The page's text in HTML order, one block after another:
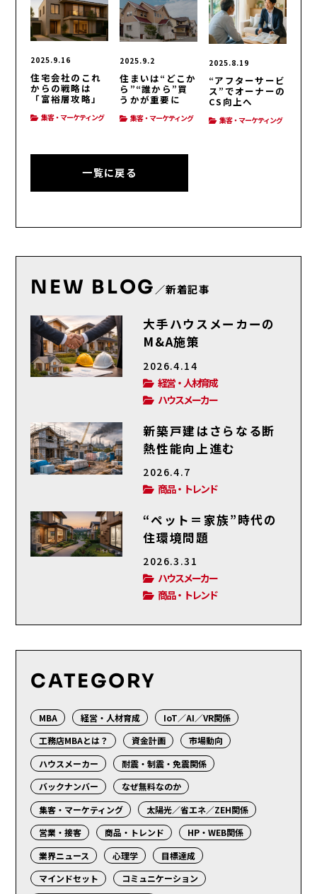
2025.9.16
住宅会社のこれ
からの戦略は
「富裕層攻略」
集客・マーケティング
2025.9.2
住まいは“どこか
ら”“誰から”買
うかが重要に
集客・マーケティング
2025.8.19
“アフターサービ
ス”でオーナーの
CS向上へ
集客・マーケティング
一覧に戻る
NEW BLOG／新着記事
大手ハウスメーカーの
M&A施策
2026.4.14
経営・人材育成
ハウスメーカー
新築戸建はさらなる断
熱性能向上進む
2026.4.7
商品・トレンド
“ペット＝家族”時代の
住環境問題
2026.3.31
ハウスメーカー
商品・トレンド
CATEGORY
MBA 経営・人材育成
IoT／AI／VR関係
工務店MBAとは？
資金計画
市場動向
ハウスメーカー
耐震・制震・免震関係
バックナンバー
なぜ無料なのか
集客・マーケティング
太陽光／省エネ／ZEH関係
営業・接客
商品・トレンド
HP・WEB関係
業界ニュース
心理学
目標達成
マインドセット
コミュニケーション